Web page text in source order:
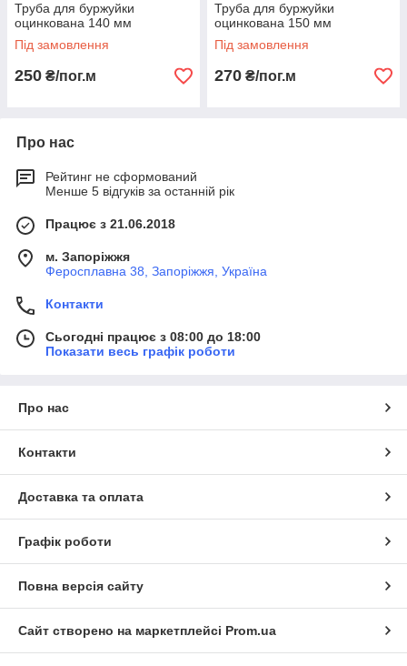
Труба для буржуйки
оцинкована 140 мм
Під замовлення
250 ₴/пог.м
Труба для буржуйки
оцинкована 150 мм
Під замовлення
270 ₴/пог.м
Про нас
Рейтинг не сформований
Менше 5 відгуків за останній рік
Працює з 21.06.2018
м. Запоріжжя
Феросплавна 38, Запоріжжя, Україна
Контакти
Сьогодні працює з 08:00 до 18:00
Показати весь графік роботи
Про нас
Контакти
Доставка та оплата
Графік роботи
Повна версія сайту
Сайт створено на маркетплейсі Prom.ua